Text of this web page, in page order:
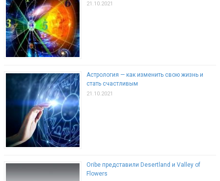
21.10.2021
Астрология — как изменить свою жизнь и
стать счастливым
21.10.2021
Oribe представили Desertland и Valley of
Flowers